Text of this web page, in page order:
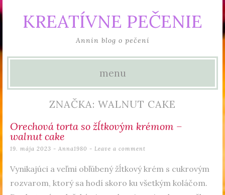
KREATÍVNE PEČENIE
Annin blog o pečení
menu
Skip to content
ZNAČKA: WALNUT CAKE
Orechová torta so žĺtkovým krémom –
walnut cake
19. mája 2023 - Anna1980 Leave a comment
Vynikajúci a veľmi obľúbený žĺtkový krém s cukrovým
rozvarom, ktorý sa hodí skoro ku všetkým koláčom.